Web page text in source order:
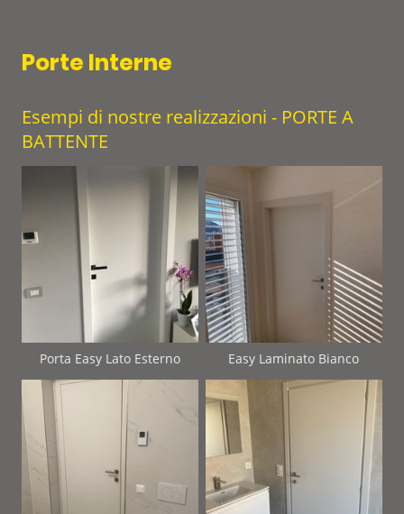
Porte Interne
Esempi di nostre realizzazioni - PORTE A
BATTENTE
Porta Easy Lato Esterno Easy Laminato Bianco